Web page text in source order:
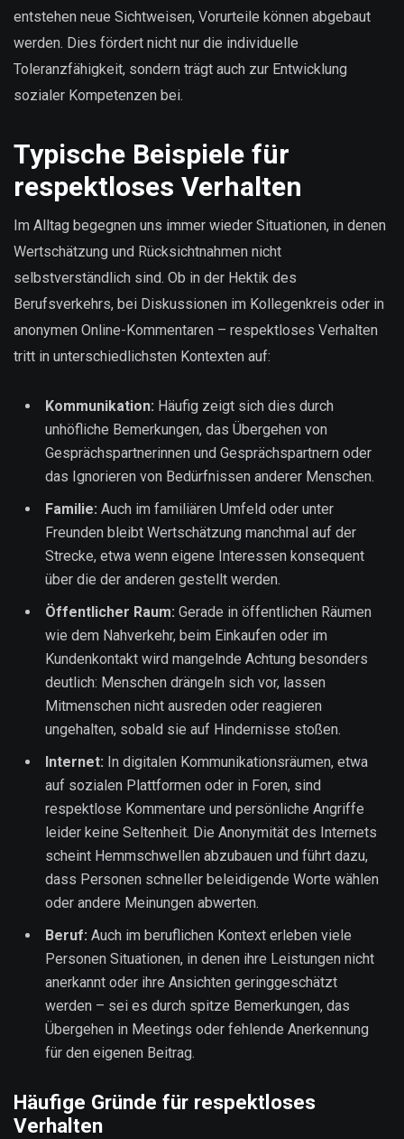
entstehen neue Sichtweisen, Vorurteile können abgebaut
werden. Dies fördert nicht nur die individuelle
Toleranzfähigkeit, sondern trägt auch zur Entwicklung
sozialer Kompetenzen bei.
Typische Beispiele für
respektloses Verhalten
Im Alltag begegnen uns immer wieder Situationen, in denen
Wertschätzung und Rücksichtnahmen nicht
selbstverständlich sind. Ob in der Hektik des
Berufsverkehrs, bei Diskussionen im Kollegenkreis oder in
anonymen Online-Kommentaren – respektloses Verhalten
tritt in unterschiedlichsten Kontexten auf:
Kommunikation: Häufig zeigt sich dies durch
unhöfliche Bemerkungen, das Übergehen von
Gesprächspartnerinnen und Gesprächspartnern oder
das Ignorieren von Bedürfnissen anderer Menschen.
Familie: Auch im familiären Umfeld oder unter
Freunden bleibt Wertschätzung manchmal auf der
Strecke, etwa wenn eigene Interessen konsequent
über die der anderen gestellt werden.
Öffentlicher Raum: Gerade in öffentlichen Räumen
wie dem Nahverkehr, beim Einkaufen oder im
Kundenkontakt wird mangelnde Achtung besonders
deutlich: Menschen drängeln sich vor, lassen
Mitmenschen nicht ausreden oder reagieren
ungehalten, sobald sie auf Hindernisse stoßen.
Internet: In digitalen Kommunikationsräumen, etwa
auf sozialen Plattformen oder in Foren, sind
respektlose Kommentare und persönliche Angriffe
leider keine Seltenheit. Die Anonymität des Internets
scheint Hemmschwellen abzubauen und führt dazu,
dass Personen schneller beleidigende Worte wählen
oder andere Meinungen abwerten.
Beruf: Auch im beruflichen Kontext erleben viele
Personen Situationen, in denen ihre Leistungen nicht
anerkannt oder ihre Ansichten geringgeschätzt
werden – sei es durch spitze Bemerkungen, das
Übergehen in Meetings oder fehlende Anerkennung
für den eigenen Beitrag.
Häufige Gründe für respektloses
Verhalten